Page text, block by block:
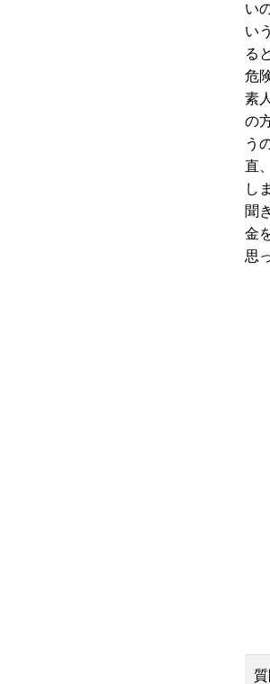
い
い
る
危
素
の
う
直
し
聞
金
思